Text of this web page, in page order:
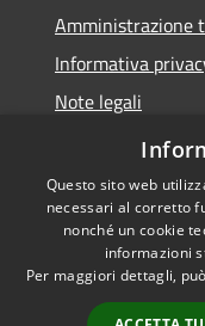
Amministrazione
Informativa
Note legali
Dichiarazione di
Accessibilità
Questo sito web
necessari al corretto
nonché un cookie
informazioni
Per maggiori dettagli,